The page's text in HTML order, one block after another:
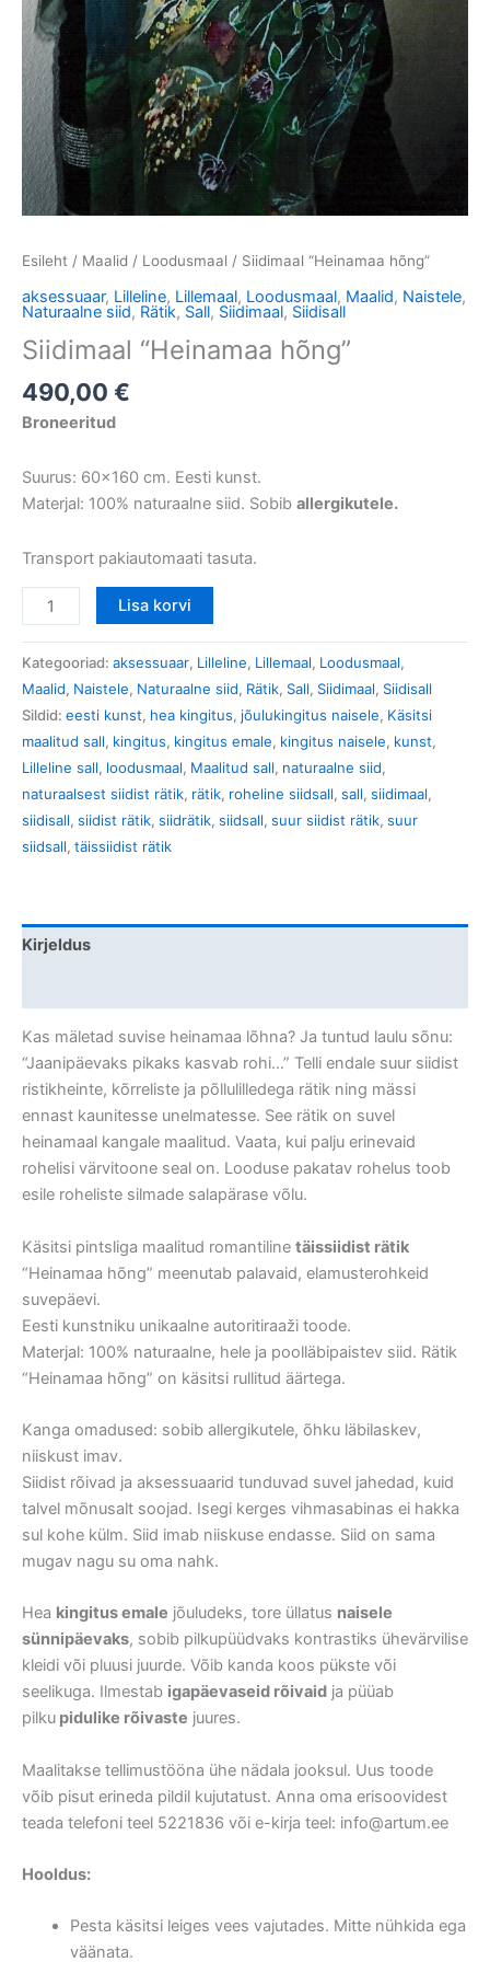
Esileht / Maalid / Loodusmaal / Siidimaal “Heinamaa hõng”
aksessuaar, Lilleline, Lillemaal, Loodusmaal, Maalid, Naistele,
Naturaalne siid, Rätik, Sall, Siidimaal, Siidisall
Siidimaal “Heinamaa hõng”
490,00 €
Broneeritud
Suurus: 60×160 cm. Eesti kunst.
Materjal: 100% naturaalne siid. Sobib allergikutele.
Transport pakiautomaati tasuta.
Lisa korvi
Kategooriad: aksessuaar, Lilleline, Lillemaal, Loodusmaal,
Maalid, Naistele, Naturaalne siid, Rätik, Sall, Siidimaal, Siidisall
Sildid: eesti kunst, hea kingitus, jõulukingitus naisele, Käsitsi
maalitud sall, kingitus, kingitus emale, kingitus naisele, kunst,
Lilleline sall, loodusmaal, Maalitud sall, naturaalne siid,
naturaalsest siidist rätik, rätik, roheline siidsall, sall, siidimaal,
siidisall, siidist rätik, siidrätik, siidsall, suur siidist rätik, suur
siidsall, täissiidist rätik
Kirjeldus
Kas mäletad suvise heinamaa lõhna? Ja tuntud laulu sõnu:
“Jaanipäevaks pikaks kasvab rohi…” Telli endale suur siidist
ristikheinte, kõrreliste ja põllulilledega rätik ning mässi
ennast kaunitesse unelmatesse. See rätik on suvel
heinamaal kangale maalitud. Vaata, kui palju erinevaid
rohelisi värvitoone seal on. Looduse pakatav rohelus toob
esile roheliste silmade salapärase võlu.
Käsitsi pintsliga maalitud romantiline täissiidist rätik
“Heinamaa hõng” meenutab palavaid, elamusterohkeid
suvepäevi.
Eesti kunstniku unikaalne autoritiraaži toode.
Materjal: 100% naturaalne, hele ja poolläbipaistev siid. Rätik
“Heinamaa hõng” on käsitsi rullitud äärtega.
Kanga omadused: sobib allergikutele, õhku läbilaskev,
niiskust imav.
Siidist rõivad ja aksessuaarid tunduvad suvel jahedad, kuid
talvel mõnusalt soojad. Isegi kerges vihmasabinas ei hakka
sul kohe külm. Siid imab niiskuse endasse. Siid on sama
mugav nagu su oma nahk.
Hea kingitus emale jõuludeks, tore üllatus naisele
sünnipäevaks, sobib pilkupüüdvaks kontrastiks ühevärvilise
kleidi või pluusi juurde. Võib kanda koos pükste või
seelikuga. Ilmestab igapäevaseid rõivaid ja püüab
pilku pidulike rõivaste juures.
Maalitakse tellimustööna ühe nädala jooksul. Uus toode
võib pisut erineda pildil kujutatust. Anna oma erisoovidest
teada telefoni teel 5221836 või e-kirja teel: info@artum.ee
Hooldus:
Pesta käsitsi leiges vees vajutades. Mitte nühkida ega
väänata.